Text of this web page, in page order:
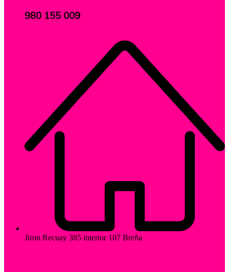
980 155 009
Jiron Recuay 385 interior 107 Breña